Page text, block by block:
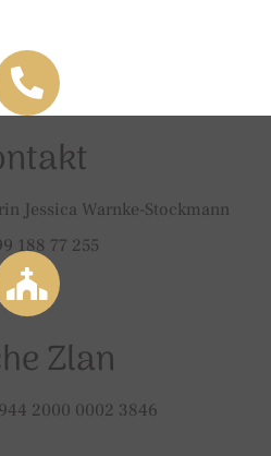
Jessica Warnke-Stockmann
188 77 255
Zlan
2000 0002 3846